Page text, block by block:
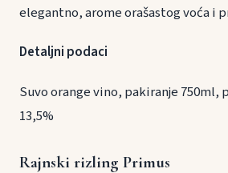
elegantno, arome orašastog voća i
Detaljni podaci
Suvo orange vino, pakiranje 750ml,
13,5%
Rajnski rizling Primus